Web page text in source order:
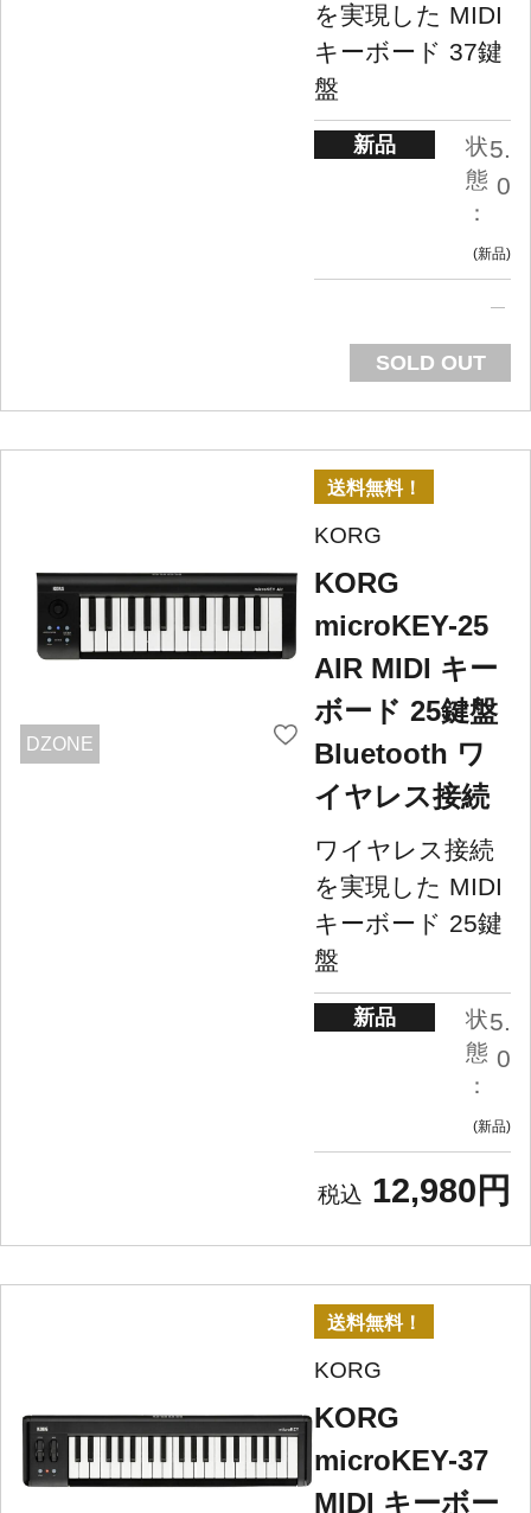
を実現した MIDI
キーボード 37鍵
盤
新品
状
態
：
5.
0
新品
SOLD OUT
DZONE
送料無料！
KORG
KORG
microKEY-25
AIR MIDI キー
ボード 25鍵盤
Bluetooth ワ
イヤレス接続
ワイヤレス接続
を実現した MIDI
キーボード 25鍵
盤
新品
状
態
：
5.
0
新品
12,980円
送料無料！
KORG
KORG
microKEY-37
MIDI キーボー